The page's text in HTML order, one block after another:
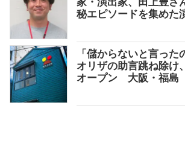
秘エピソードを集めた
「儲からないと言っ
オリザの助言跳ね除け
オープン 大阪・福島